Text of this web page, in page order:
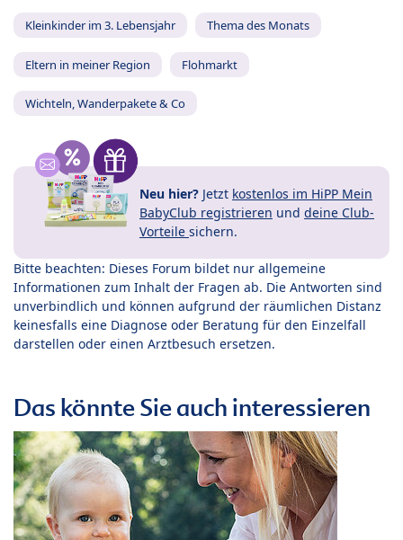
Kleinkinder im 3. Lebensjahr Thema des Monats
Eltern in meiner Region Flohmarkt
Wichteln, Wanderpakete & Co
Neu hier? Jetzt kostenlos im HiPP Mein
BabyClub registrieren und deine Club-
Vorteile sichern.
Bitte beachten: Dieses Forum bildet nur allgemeine
Informationen zum Inhalt der Fragen ab. Die Antworten sind
unverbindlich und können aufgrund der räumlichen Distanz
keinesfalls eine Diagnose oder Beratung für den Einzelfall
darstellen oder einen Arztbesuch ersetzen.
Das könnte Sie auch interessieren